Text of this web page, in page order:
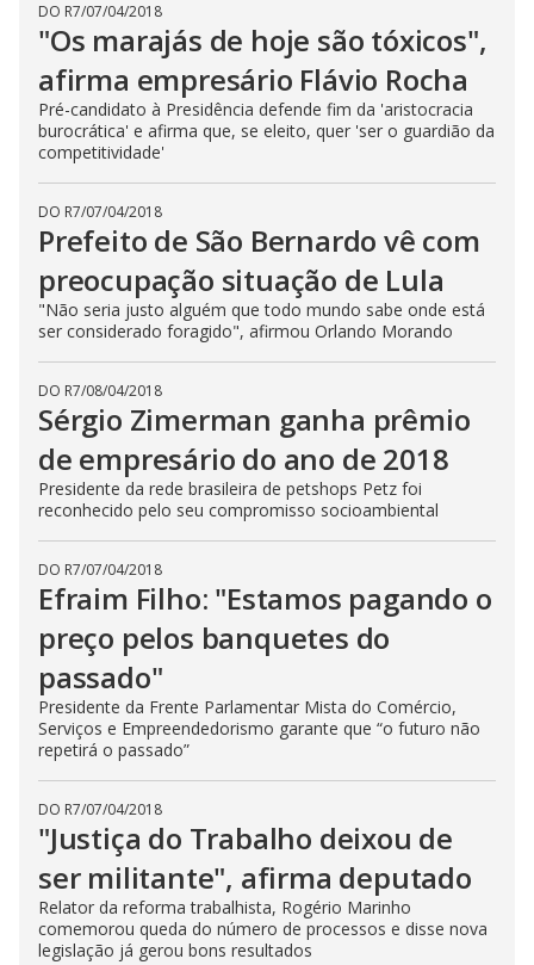
DO R7/07/04/2018
"Os marajás de hoje são tóxicos",
afirma empresário Flávio Rocha
Pré-candidato à Presidência defende fim da 'aristocracia
burocrática' e afirma que, se eleito, quer 'ser o guardião da
competitividade'
DO R7/07/04/2018
Prefeito de São Bernardo vê com
preocupação situação de Lula
"Não seria justo alguém que todo mundo sabe onde está
ser considerado foragido", afirmou Orlando Morando
DO R7/08/04/2018
Sérgio Zimerman ganha prêmio
de empresário do ano de 2018
Presidente da rede brasileira de petshops Petz foi
reconhecido pelo seu compromisso socioambiental
DO R7/07/04/2018
Efraim Filho: "Estamos pagando o
preço pelos banquetes do
passado"
Presidente da Frente Parlamentar Mista do Comércio,
Serviços e Empreendedorismo garante que “o futuro não
repetirá o passado”
DO R7/07/04/2018
"Justiça do Trabalho deixou de
ser militante", afirma deputado
Relator da reforma trabalhista, Rogério Marinho
comemorou queda do número de processos e disse nova
legislação já gerou bons resultados